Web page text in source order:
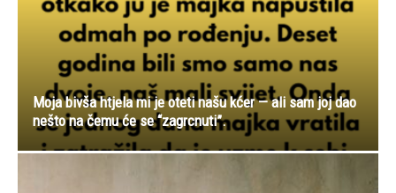
Moja bivša htjela mi je oteti našu kćer — ali sam joj dao
nešto na čemu će se “zagrcnuti”.